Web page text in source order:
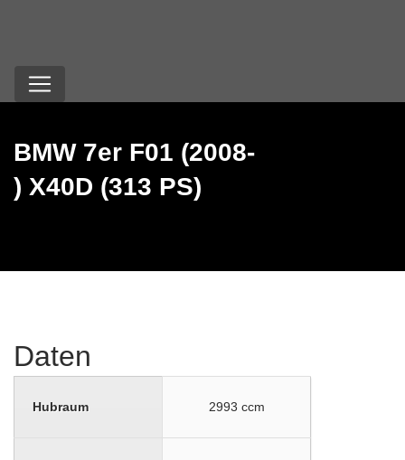
BMW 7er F01 (2008-
) X40D (313 PS)
Daten
Hubraum 2993 ccm